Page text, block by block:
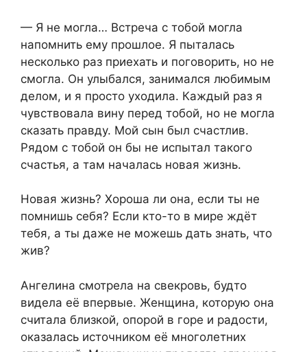
— Я не могла… Встреча с тобой могла
напомнить ему прошлое. Я пыталась
несколько раз приехать и поговорить, но не
смогла. Он улыбался, занимался любимым
делом, и я просто уходила. Каждый раз я
чувствовала вину перед тобой, но не могла
сказать правду. Мой сын был счастлив.
Рядом с тобой он бы не испытал такого
счастья, а там началась новая жизнь.
Новая жизнь? Хороша ли она, если ты не
помнишь себя? Если кто-то в мире ждёт
тебя, а ты даже не можешь дать знать, что
жив?
Ангелина смотрела на свекровь, будто
видела её впервые. Женщина, которую она
считала близкой, опорой в горе и радости,
оказалась источником её многолетних